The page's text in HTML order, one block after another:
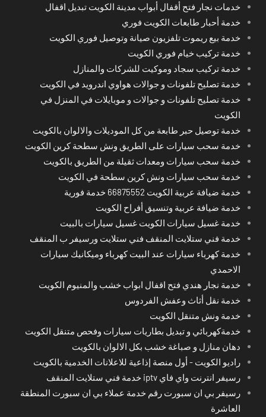
خدمات نجار فتح أقفال أبواب مدينة الكويت تبديل اقفال
خدمة أحبار طابعات الكويت فوري
خدمة بيع ريموت تلفزيون صيانة وتوصيل فوري الكويت
خدمة تركيب خيام فوري الكويت
خدمة تركيب سجاد وموكيت للشركات والمنازل
خدمة تصليح تلفونات و جوالات هواوي اندرويد في الكويت
خدمة تصليح تلفونات و جوالات و موبايلات في المنزل في
الكويت
خدمة توصيل حبر طابعة من كل الموديلات والالوان بالكويت
خدمة سحب سيارات على الطريق ونش سطحة كرين الكويت
خدمة سحب سيارات ومعدات ثقيلة من الطريق بالكويت
خدمة سحب سيارات ونش كرين سطحة في الكويت
خدمة ضيافة عربية الكويت 66875552 خدمة فورية
خدمة ضيافة عربية وتنسيق أفراح الكويت
خدمة غسيل سيارات الكويت غسيل سيارات بالبيت
خدمة فني ستلايت المنقف فني ستلايت ورسيفر ب المنقف
خدمة كهرباء سيارات عند البيت كهرباء وميكانيك سيارات
الاحمدي
خدمة نجار هندي فتح اقفال ابواب خشب والمنيوم الكويت
خدمة نقل أثاث وعفش الفردوس
خدمة ونش متنقل الكويت
خدمةكهربائي و تبديل بطاريات سيارات وفحص متنقل الكويت
دهان منازل و صباغة خشب بكل الالوان بالكويت
راديو الكويت - أول منصة إذاعية للاعلانات الخدمية بالكويت
رسيفر انترنت واي فاي iptv خدمة فني ستلايت المنقف
رسيفر بي ان سبورت رقم خدمة عملاء بي ان سبورت المنطقة
العاشرة